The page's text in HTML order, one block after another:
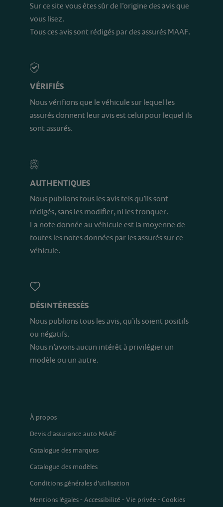
Sur ce site vous êtes sûr de l’origine des avis que
vous lisez.
Tous ces avis sont rédigés par des assurés MAAF.
VÉRIFIÉS
Nous vérifions que le véhicule sur lequel les
assurés donnent leur avis est celui pour lequel ils
sont assurés.
AUTHENTIQUES
Nous publions tous les avis tels qu’ils sont
rédigés, sans les modifier, ni les tronquer.
La note donnée au véhicule est la moyenne de
toutes les notes données par les assurés sur ce
véhicule.
DÉSINTÉRESSÉS
Nous publions tous les avis, qu’ils soient positifs
ou négatifs.
Nous n’avons aucun intérêt à privilégier un
modèle ou un autre.
À propos
Devis d'assurance auto MAAF
Catalogue des marques
Catalogue des modèles
Conditions générales d’utilisation
Mentions légales-Accessibilité -Vie privée -Cookies